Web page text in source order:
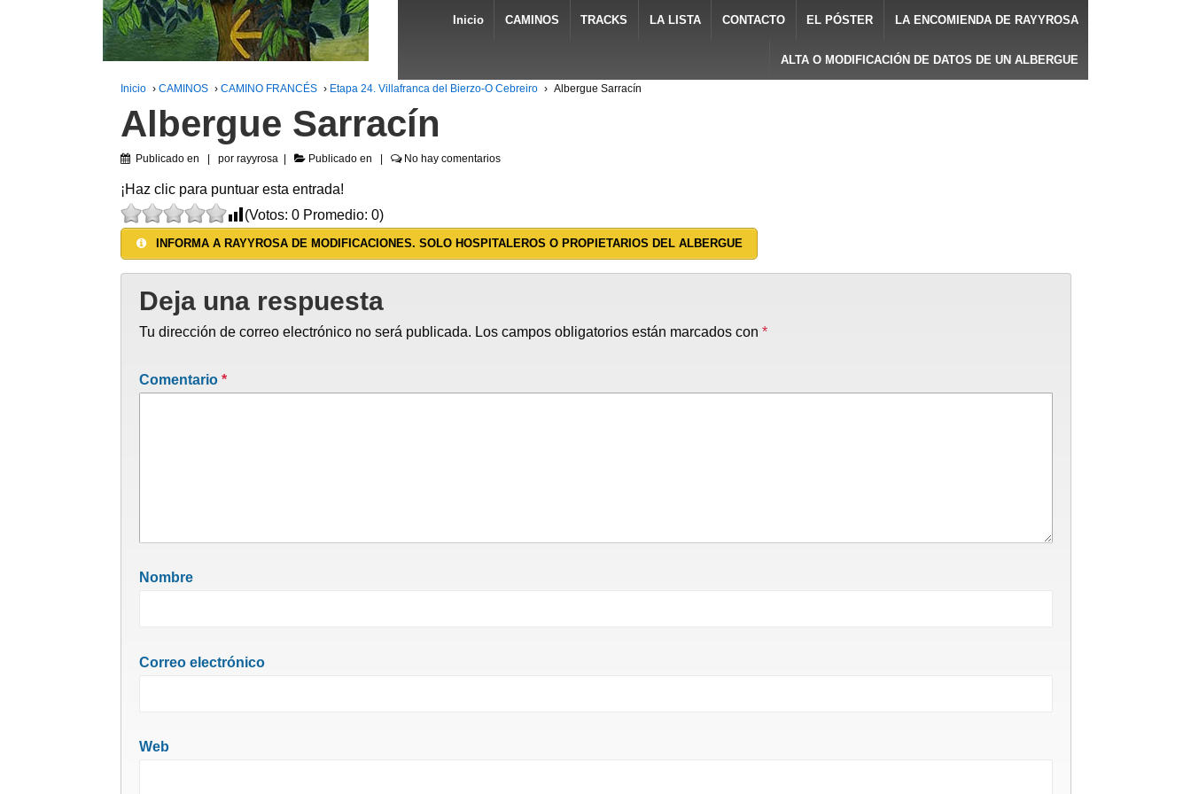
Inicio CAMINOS TRACKS LA LISTA CONTACTO EL PÓSTER LA ENCOMIENDA DE RAYYROSA
ALTA O MODIFICACIÓN DE DATOS DE UN ALBERGUE
Inicio › CAMINOS › CAMINO FRANCÉS › Etapa 24. Villafranca del Bierzo-O Cebreiro › Albergue Sarracín
Albergue Sarracín
Publicado en por rayyrosa Publicado en No hay comentarios
¡Haz clic para puntuar esta entrada!
(Votos: 0Promedio: 0)
INFORMA A RAYYROSA DE MODIFICACIONES. SOLO HOSPITALEROS O PROPIETARIOS DEL ALBERGUE
Deja una respuesta
Tu dirección de correo electrónico no será publicada. Los campos obligatorios están marcados con *
Comentario *
Nombre
Correo electrónico
Web